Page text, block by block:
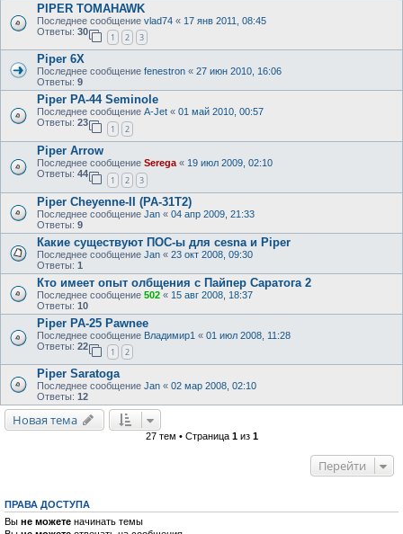
PIPER TOMAHAWK
Последнее сообщение vlad74 « 17 янв 2011, 08:45
Ответы: 30
1 2 3
Piper 6X
Последнее сообщение fenestron « 27 июн 2010, 16:06
Ответы: 9
Piper PA-44 Seminole
Последнее сообщение A-Jet « 01 май 2010, 00:57
Ответы: 23
1 2
Piper Arrow
Последнее сообщение Serega « 19 июл 2009, 02:10
Ответы: 44
1 2 3
Piper Cheyenne-II (PA-31T2)
Последнее сообщение Jan « 04 апр 2009, 21:33
Ответы: 9
Какие существуют ПОС-ы для cesna и Piper
Последнее сообщение Jan « 23 окт 2008, 09:30
Ответы: 1
Кто имеет опыт олбщения с Пайпер Саратога 2
Последнее сообщение 502 « 15 авг 2008, 18:37
Ответы: 10
Piper PA-25 Pawnee
Последнее сообщение Владимир1 « 01 июл 2008, 11:28
Ответы: 22
1 2
Piper Saratoga
Последнее сообщение Jan « 02 мар 2008, 02:10
Ответы: 12
Новая тема
27 тем • Страница 1из 1
Перейти
ПРАВА ДОСТУПА
Вы не можете начинать темы